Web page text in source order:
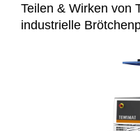
Teilen & Wirken von
industrielle